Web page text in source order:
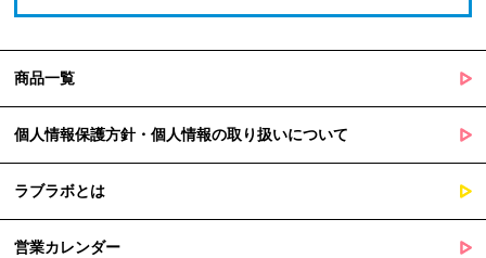
商品一覧
個人情報保護方針・個人情報の取り扱いについて
ラブラボとは
営業カレンダー